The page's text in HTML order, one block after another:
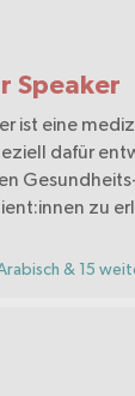
Speaker
ist eine
dafür
zu
& 15